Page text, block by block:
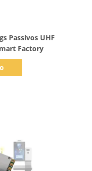
Passivos UHF
Factory